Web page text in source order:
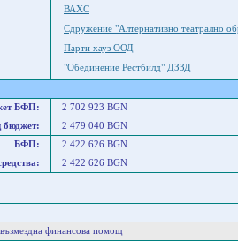
ВАХС
Сдружение "Алтернативно театрално
Парти хауз ООД
"Обединение Рестбилд" ДЗЗД
БФП:
2 702 923 BGN
2 479 040 BGN
БФП:
2 422 626 BGN
2 422 626 BGN
финансова помощ